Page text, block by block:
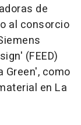
de
al consorcio
(FEED)
Green', como
en La